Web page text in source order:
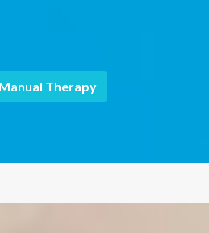
Therapy